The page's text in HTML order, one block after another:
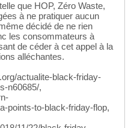
que HOP, Zéro Waste,
à ne pratiquer aucun
décidé de ne rien
les consommateurs à
de céder à cet appel à la
alléchantes.
actualite-black-friday-
n60685/,
points-to-black-friday-flop,